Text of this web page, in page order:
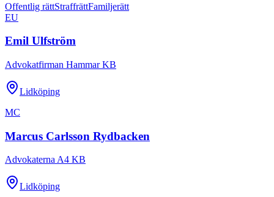
Offentlig rättStraffrättFamiljerätt
EU
Emil Ulfström
Advokatfirman Hammar KB
Lidköping
MC
Marcus Carlsson Rydbacken
Advokaterna A4 KB
Lidköping